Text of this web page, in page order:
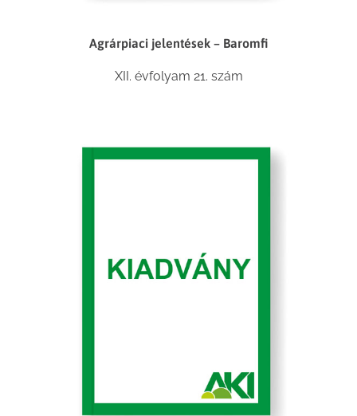
Agrárpiaci jelentések – Baromfi
XII. évfolyam 21. szám